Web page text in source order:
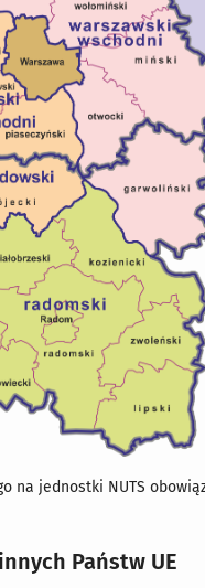
na jednostki NUTS
Państw UE